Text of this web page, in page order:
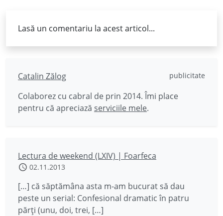
Lasă un comentariu la acest articol...
Catalin Zălog publicitate
Colaborez cu cabral de prin 2014. Îmi place
pentru că apreciază serviciile mele.
Lectura de weekend (LXIV) | Foarfeca
02.11.2013
[…] că săptămâna asta m-am bucurat să dau
peste un serial: Confesional dramatic în patru
părți (unu, doi, trei, […]